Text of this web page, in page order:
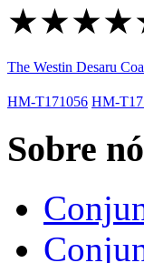
The Westin Desaru
HM-T171056 HM-
Sobre